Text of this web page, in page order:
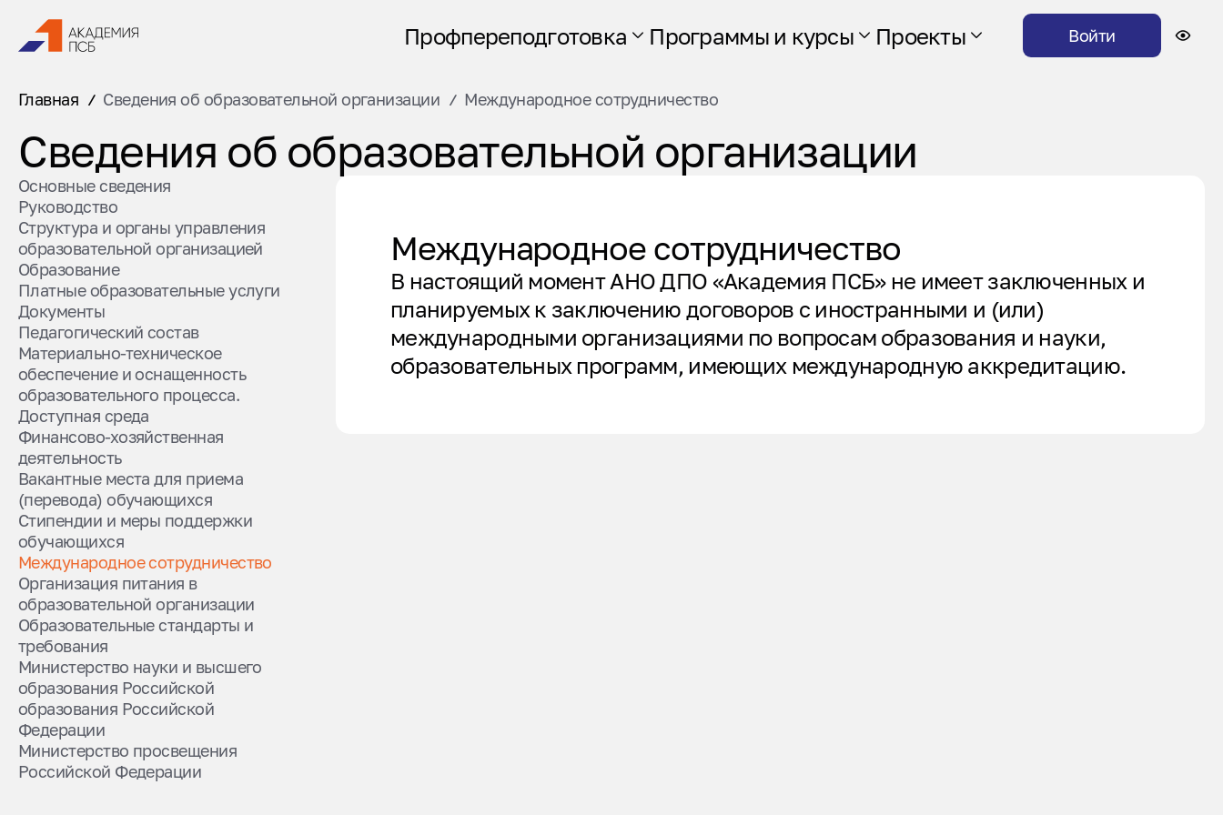
Профпереподготовка Программы и курсы Проекты Войти
Главная Сведения об образовательной организации Международное сотрудничество
Сведения об образовательной организации
Основные сведения
Руководство
Структура и органы управления
образовательной организацией
Образование
Платные образовательные услуги
Документы
Педагогический состав
Материально-техническое
обеспечение и оснащенность
образовательного процесса.
Доступная среда
Финансово-хозяйственная
деятельность
Вакантные места для приема
(перевода) обучающихся
Стипендии и меры поддержки
обучающихся
Международное сотрудничество
Организация питания в
образовательной организации
Образовательные стандарты и
требования
Министерство науки и высшего
образования Российской
образования Российской
Федерации
Министерство просвещения
Российской Федерации
Международное сотрудничество
В настоящий момент АНО ДПО «Академия ПСБ» не имеет заключенных и
планируемых к заключению договоров с иностранными и (или)
международными организациями по вопросам образования и науки,
образовательных программ, имеющих международную аккредитацию.